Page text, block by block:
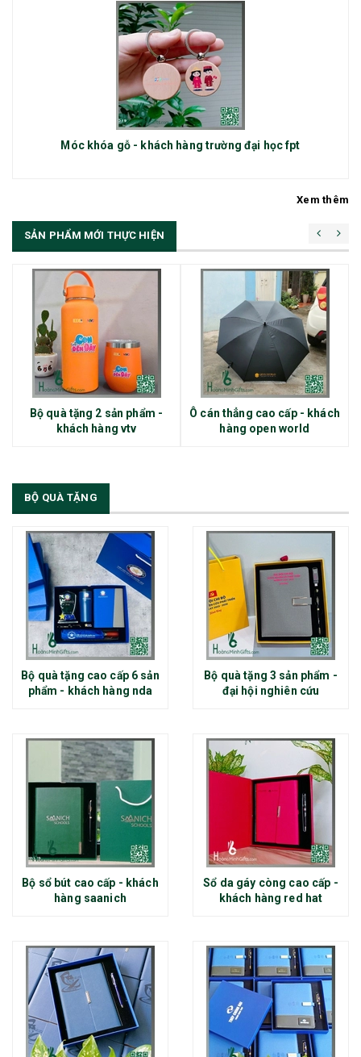
Móc khóa gỗ - khách hàng trường đại học fpt
Xem thêm
SẢN PHẨM MỚI THỰC HIỆN
Bộ quà tặng 2 sản phẩm -
khách hàng vtv
Ô cán thẳng cao cấp - khách
hàng open world
BỘ QUÀ TẶNG
Bộ quà tặng cao cấp 6 sản
phẩm - khách hàng nda
Bộ quà tặng 3 sản phẩm -
đại hội nghiên cứu
Bộ sổ bút cao cấp - khách
hàng saanich
Sổ da gáy còng cao cấp -
khách hàng red hat